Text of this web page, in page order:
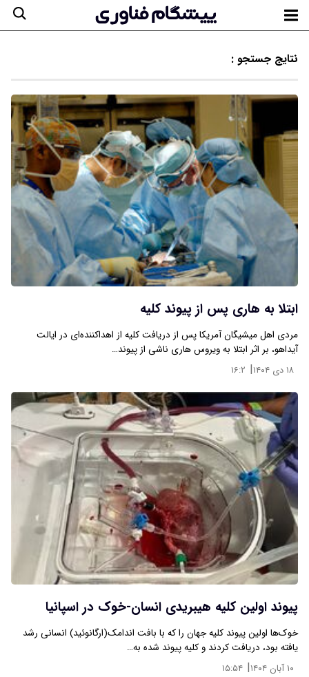
نتایج جستجو :
ابتلا به هاری پس از پیوند کلیه
مردی اهل میشیگان آمریکا پس از دریافت کلیه از اهداکننده‌ای در ایالت
آیداهو، بر اثر ابتلا به ویروس هاری ناشی از پیوند…
۱۸ دی ۱۴۰۴ | ۱۶:۲
پیوند اولین کلیه هیبریدی انسان-خوک در اسپانیا
خوک‌ها اولین پیوند کلیه جهان را که با بافت اندامک(ارگانوئید) انسانی رشد
یافته بود، دریافت کردند و کلیه پیوند شده به…
۱۰ آبان ۱۴۰۴ | ۱۵:۵۴